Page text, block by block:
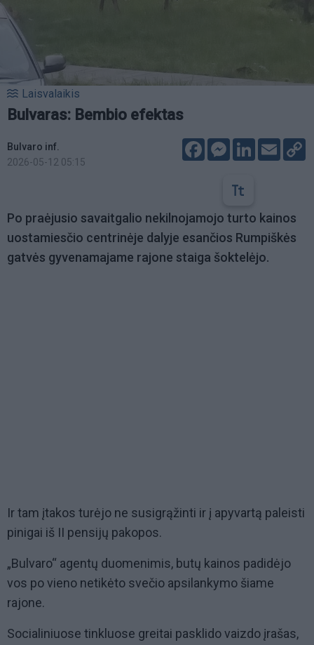
Laisvalaikis
Bulvaras: Bembio efektas
Bulvaro inf.
2026-05-12 05:15
FacebookMessenger
LinkedIn
Email
Po praėjusio savaitgalio nekilnojamojo turto kainos
uostamiesčio centrinėje dalyje esančios Rumpiškės
gatvės gyvenamajame rajone staiga šoktelėjo.
Ir tam įtakos turėjo ne susigrąžinti ir į apyvartą paleisti
pinigai iš II pensijų pakopos.
„Bulvaro“ agentų duomenimis, butų kainos padidėjo
vos po vieno netikėto svečio apsilankymo šiame
rajone.
Socialiniuose tinkluose greitai pasklido vaizdo įrašas,